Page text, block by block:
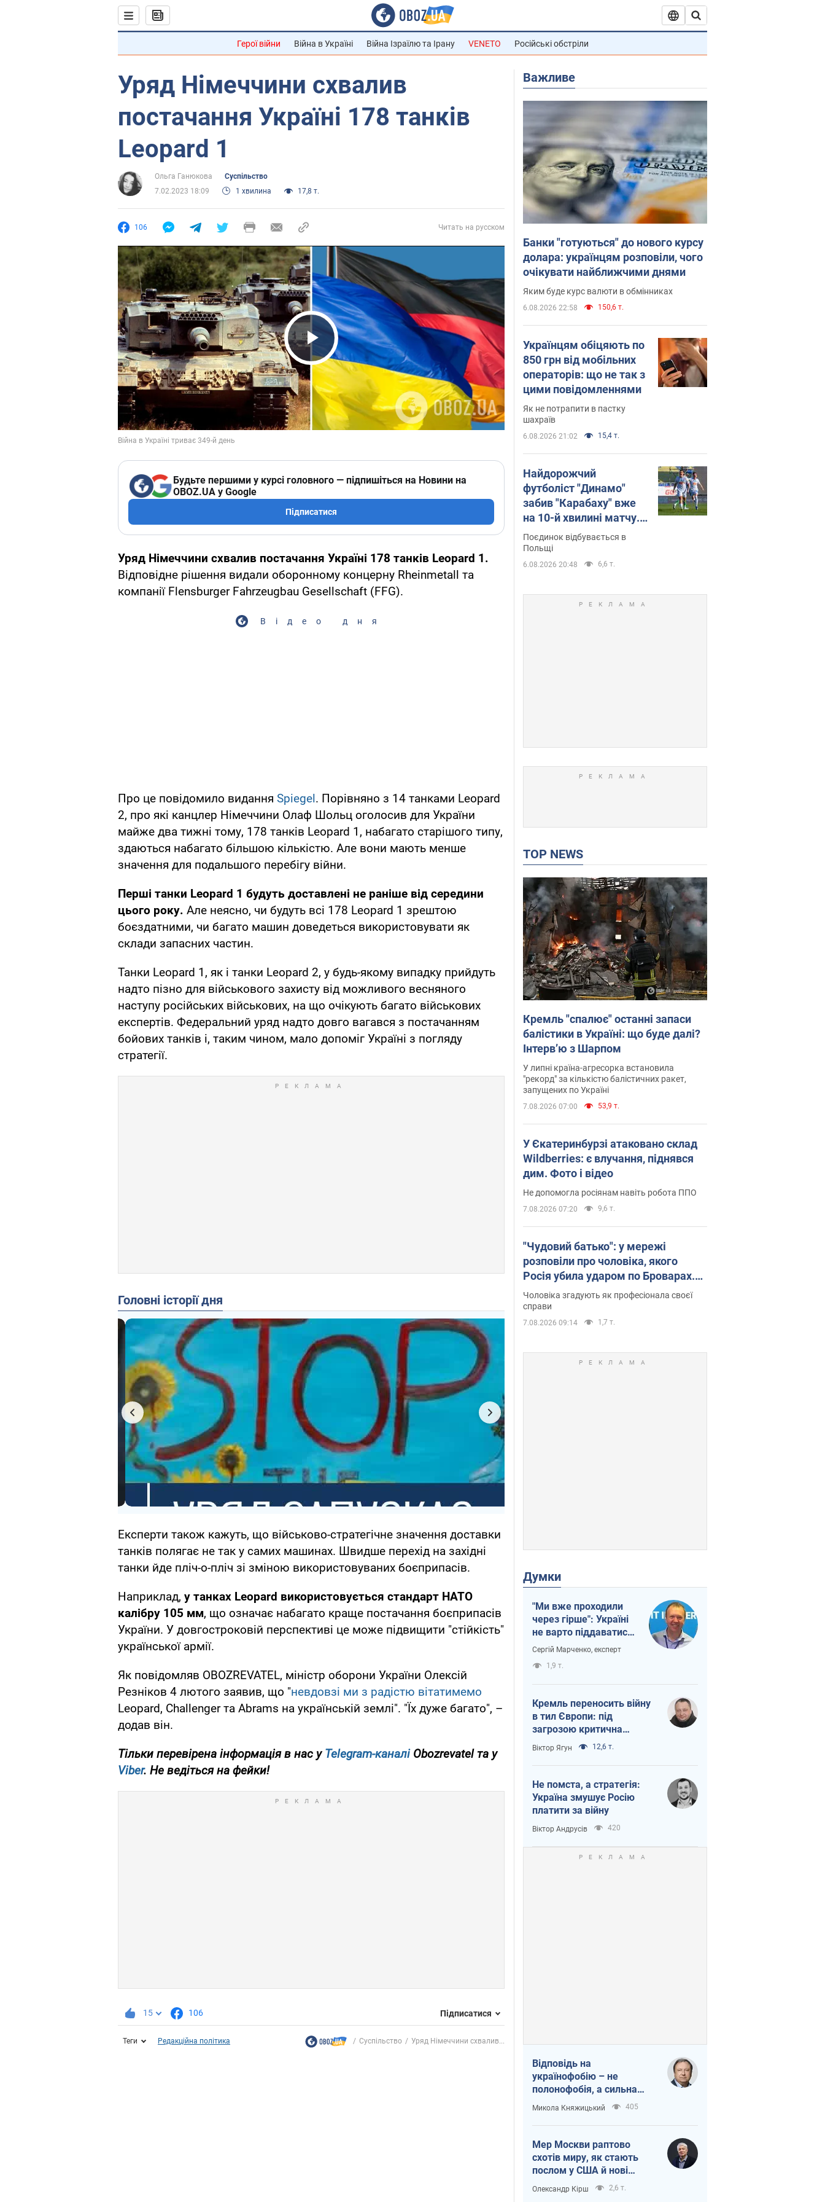
Герої війни Війна в Україні Війна Ізраїлю та Ірану VENETO Російські обстріли
Уряд Німеччини схвалив
постачання Україні 178 танків
Leopard 1
Ольга Ганюкова
Суспільство
7.02.2023 18:09
1 хвилина 17,8 т.
106 Читать на русском
Play Video
Будьте першими у курсі головного — підпишіться на Новини на
OBOZ.UA у Google
Підписатися
Уряд Німеччини схвалив постачання Україні 178 танків Leopard 1.
Відповідне рішення видали оборонному концерну Rheinmetall та
компанії Flensburger Fahrzeugbau Gesellschaft (FFG).
Відео дня
Про це повідомило видання Spiegel. Порівняно з 14 танками Leopard
2, про які канцлер Німеччини Олаф Шольц оголосив для України
майже два тижні тому, 178 танків Leopard 1, набагато старішого типу,
здаються набагато більшою кількістю. Але вони мають менше
значення для подальшого перебігу війни.
Перші танки Leopard 1 будуть доставлені не раніше від середини
цього року. Але неясно, чи будуть всі 178 Leopard 1 зрештою
боєздатними, чи багато машин доведеться використовувати як
склади запасних частин.
Танки Leopard 1, як і танки Leopard 2, у будь-якому випадку прийдуть
надто пізно для військового захисту від можливого весняного
наступу російських військових, на що очікують багато військових
експертів. Федеральний уряд надто довго вагався з постачанням
бойових танків і, таким чином, мало допоміг Україні з погляду
стратегії.
Головні історії дня
Експерти також кажуть, що військово-стратегічне значення доставки
танків полягає не так у самих машинах. Швидше перехід на західні
танки йде пліч-о-пліч зі зміною використовуваних боєприпасів.
Наприклад, у танках Leopard використовується стандарт НАТО
калібру 105 мм, що означає набагато краще постачання боєприпасів
України. У довгостроковій перспективі це може підвищити "стійкість"
української армії.
Як повідомляв OBOZREVATEL, міністр оборони України Олексій
Резніков 4 лютого заявив, що "невдовзі ми з радістю вітатимемо
Leopard, Challenger та Abrams на українській землі". "Їх дуже багато", –
додав він.
Тільки перевірена інформація в нас уTelegram-каналіObozrevatel та у
Viber. Не ведіться на фейки!
15 106 Підписатися
Теги Редакційна політика Суспільство Уряд Німеччини схвалив...
Важливе
Банки "готуються" до нового курсу
долара: українцям розповіли, чого
очікувати найближчими днями
Яким буде курс валюти в обмінниках
6.08.2026 22:58 150,6 т.
Українцям обіцяють по
850 грн від мобільних
операторів: що не так з
цими повідомленнями
Як не потрапити в пастку
шахраїв
6.08.2026 21:02 15,4 т.
Найдорожчий
футболіст "Динамо"
забив "Карабаху" вже
на 10-й хвилині матчу.
Відео
Поєдинок відбувається в
Польщі
6.08.2026 20:48 6,6 т.
TOP NEWS
Кремль "спалює" останні запаси
балістики в Україні: що буде далі?
Інтерв’ю з Шарпом
У липні країна-агресорка встановила
"рекорд" за кількістю балістичних ракет,
запущених по Україні
7.08.2026 07:00 53,9 т.
У Єкатеринбурзі атаковано склад
Wildberries: є влучання, піднявся
дим. Фото і відео
Не допомогла росіянам навіть робота ППО
7.08.2026 07:20 9,6 т.
"Чудовий батько": у мережі
розповіли про чоловіка, якого
Росія убила ударом по Броварах.
Фото
Чоловіка згадують як професіонала своєї
справи
7.08.2026 09:14 1,7 т.
Думки
"Ми вже проходили
через гірше": Україні
не варто піддаватися
зневірі через
Сергій Марченко, експерт
1,9 т.
Кремль переносить війну
в тил Європи: під
загрозою критична
логістика
Віктор Ягун 12,6 т.
Не помста, а стратегія:
Україна змушує Росію
платити за війну
Віктор Андрусів 420
Відповідь на
українофобію – не
полонофобія, а сильна
українська держава
Микола Княжицький 405
Мер Москви раптово
схотів миру, як стають
послом у США й нові
українські топ-рейтинги
Олександр Кірш 2,6 т.